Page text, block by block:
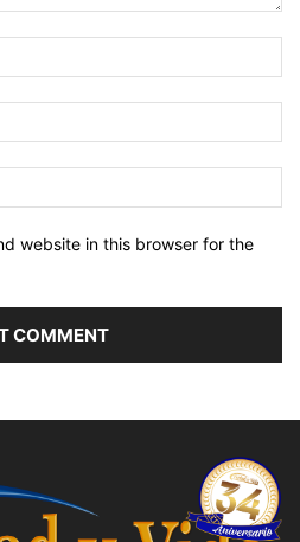
website in this browser for the